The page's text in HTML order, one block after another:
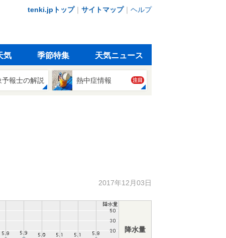
tenki.jpトップ｜ サイトマップ｜ ヘルプ
気 季節特集 天気ニュース
予報士の解説 熱中症情報 注目
2017年12月03日
降水量